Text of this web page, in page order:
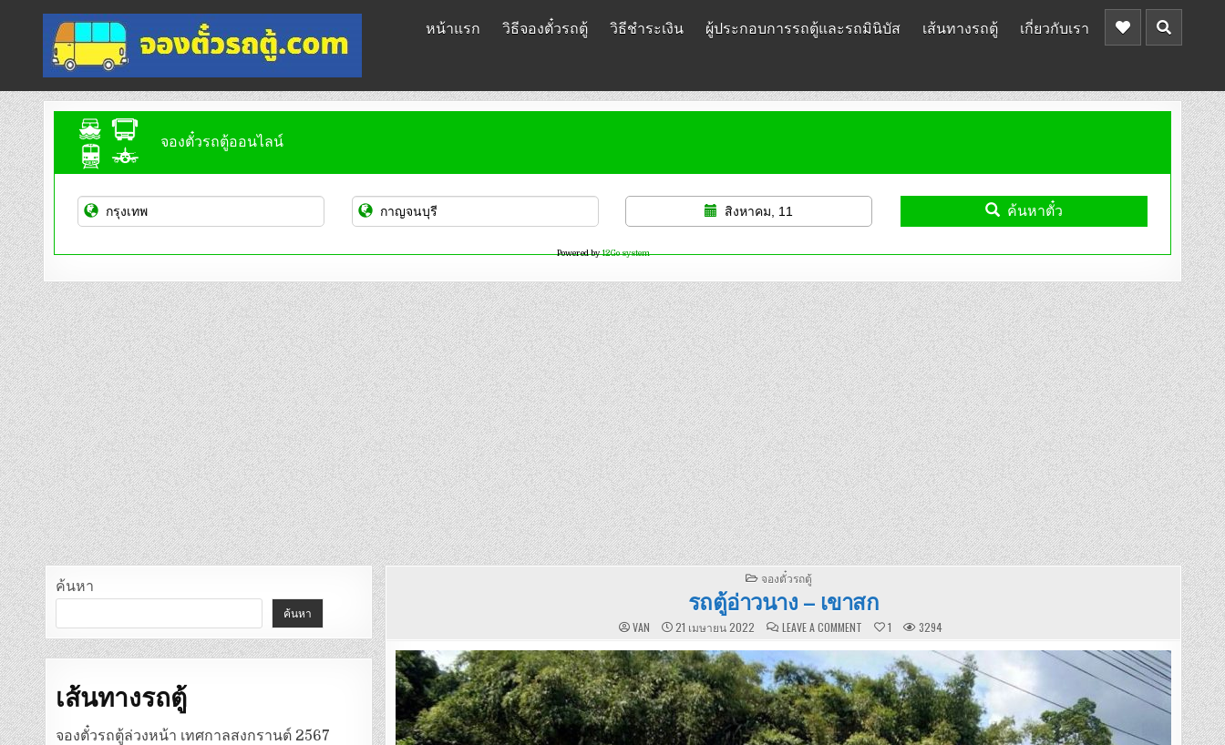
content
จองตั๋วรถตู้ออนไลน์
บริการจองตั๋วรถตู้ออนไลน์
หน้าแรก วิธีจองตั๋วรถตู้ วิธีชำระเงิน ผู้ประกอบการรถตู้และรถมินิบัส เส้นทางรถตู้ เกี่ยวกับเรา
จองตั๋วรถตู้ออนไลน์
สิงหาคม, 11 ค้นหาตั๋ว
Powered by12Go system
POSTED
IN
จองตั๋วรถตู้
รถตู้อ่าวนาง – เขาสก
VAN 21 เมษายน 2022 LEAVE A COMMENTON
ตู้
นาง
–
เขา
สก
1 3294
ค้นหา
ค้นหา
เส้นทางรถตู้
จองตั๋วรถตู้ล่วงหน้า เทศกาลสงกรานต์ 2567